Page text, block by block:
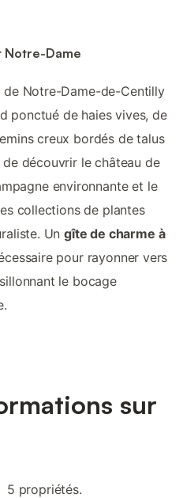
Notre-Dame
Notre-Dame-de-Centilly
ponctué de haies vives, de
creux bordés de talus
découvrir le château de
environnante et le
collections de plantes
Ungîte de charme à
pour rayonner vers
le bocage
sur
5 propriétés.